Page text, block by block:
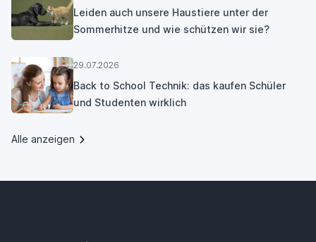
Leiden auch unsere Haustiere unter der
Sommerhitze und wie schützen wir sie?
29.07.2026
Back to School Technik: das kaufen Schüler
und Studenten wirklich
Alle anzeigen